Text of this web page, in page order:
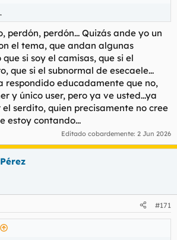
perdón, perdón... Quizás ande yo un
el tema, que andan algunas
si soy el camisas, que si el
que si el subnormal de esecaele...
respondido educadamente que no,
y único user, pero ya ve usted...ya
serdito, quien precisamente no cree
estoy contando...
Editado cobardemente: 2 Jun 2026
#171